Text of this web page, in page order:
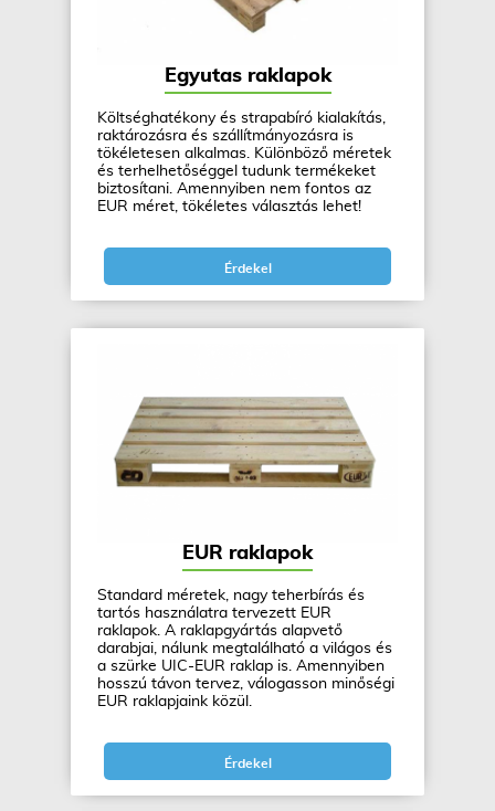
Egyutas raklapok
Költséghatékony és strapabíró kialakítás,
raktározásra és szállítmányozásra is
tökéletesen alkalmas. Különböző méretek
és terhelhetőséggel tudunk termékeket
biztosítani. Amennyiben nem fontos az
EUR méret, tökéletes választás lehet!
Érdekel
EUR raklapok
Standard méretek, nagy teherbírás és
tartós használatra tervezett EUR
raklapok. A raklapgyártás alapvető
darabjai, nálunk megtalálható a világos és
a szürke UIC-EUR raklap is. Amennyiben
hosszú távon tervez, válogasson minőségi
EUR raklapjaink közül.
Érdekel